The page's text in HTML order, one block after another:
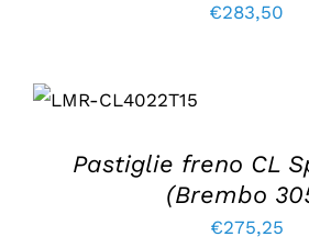
€283,50
CARRELLO
/
Pastiglie freno CL
(Brembo
€275,25